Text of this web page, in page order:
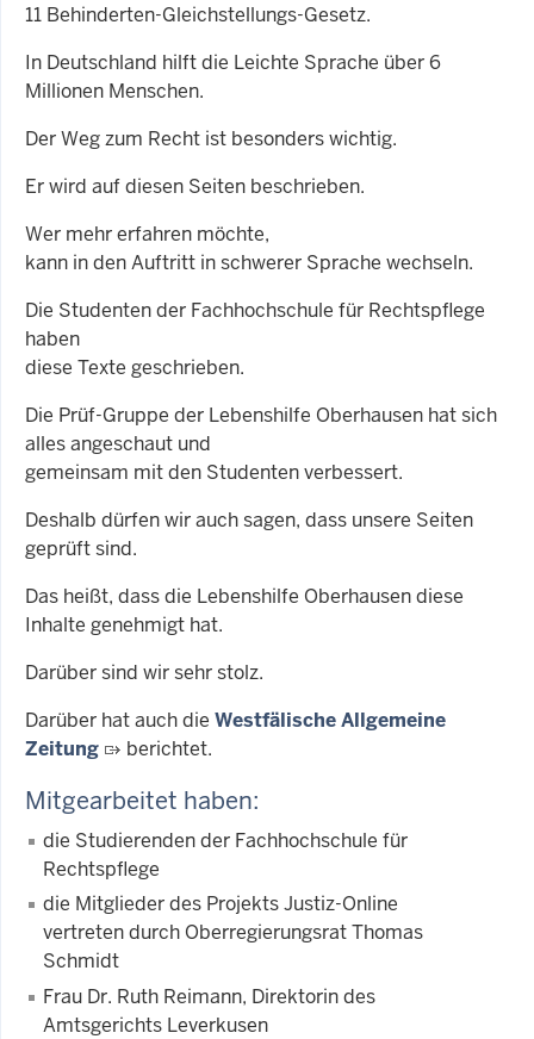
11 Behinderten-Gleichstellungs-Gesetz.
In Deutschland hilft die Leichte Sprache über 6
Millionen Menschen.
Der Weg zum Recht ist besonders wichtig.
Er wird auf diesen Seiten beschrieben.
Wer mehr erfahren möchte,
kann in den Auftritt in schwerer Sprache wechseln.
Die Studenten der Fachhochschule für Rechtspflege
haben
diese Texte geschrieben.
Die Prüf-Gruppe der Lebenshilfe Oberhausen hat sich
alles angeschaut und
gemeinsam mit den Studenten verbessert.
Deshalb dürfen wir auch sagen, dass unsere Seiten
geprüft sind.
Das heißt, dass die Lebenshilfe Oberhausen diese
Inhalte genehmigt hat.
Darüber sind wir sehr stolz.
Darüber hat auch die Westfälische Allgemeine
Zeitung
berichtet.
Mitgearbeitet haben:
die Studierenden der Fachhochschule für
Rechtspflege
die Mitglieder des Projekts Justiz-Online
vertreten durch Oberregierungsrat Thomas
Schmidt
Frau Dr. Ruth Reimann, Direktorin des
Amtsgerichts Leverkusen